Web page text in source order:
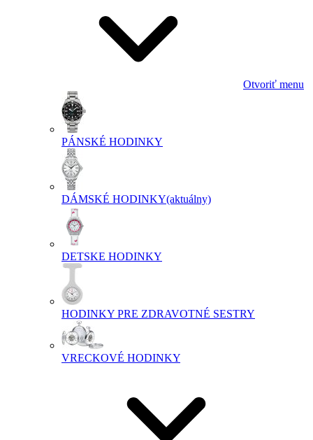
Otvoriť menu
PÁNSKÉ HODINKY
DÁMSKÉ HODINKY(aktuálny)
DETSKE HODINKY
HODINKY PRE ZDRAVOTNÉ SESTRY
VRECKOVÉ HODINKY